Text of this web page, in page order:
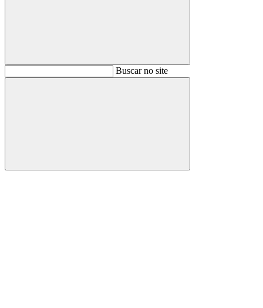
BuscarBuscar no site
Buscar